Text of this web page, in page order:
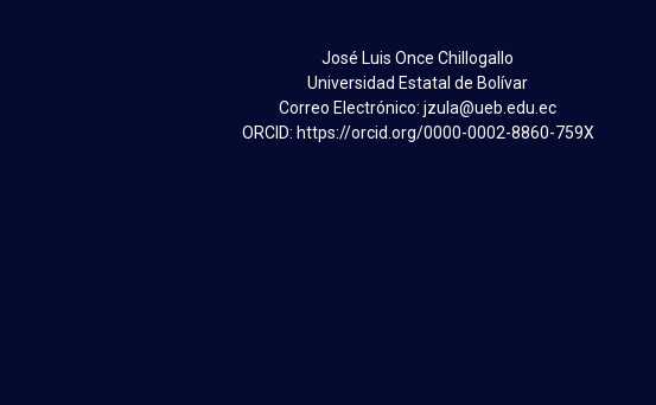
José Luis Once Chillogallo
Universidad Estatal de Bolívar
Correo Electrónico: jzula@ueb.edu.ec
ORCID: https://orcid.org/0000-0002-8860-759X